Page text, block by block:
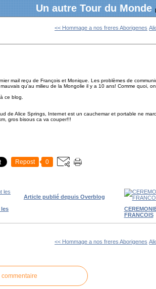
Un autre Tour du Monde
<< Hommage a nos freres Aborigenes
mail reçu de François et Monique. Les problèmes de
qu'au milieu de la Mongolie il y a 10 ans! Comme quoi,
ce blog.
de Alice Springs, Internet est un cauchemar et portable ne
gros bisous ca va couper!!!
Repost 0
les
Article publié depuis Overblog
FRANCOIS
<< Hommage a nos freres Aborigenes